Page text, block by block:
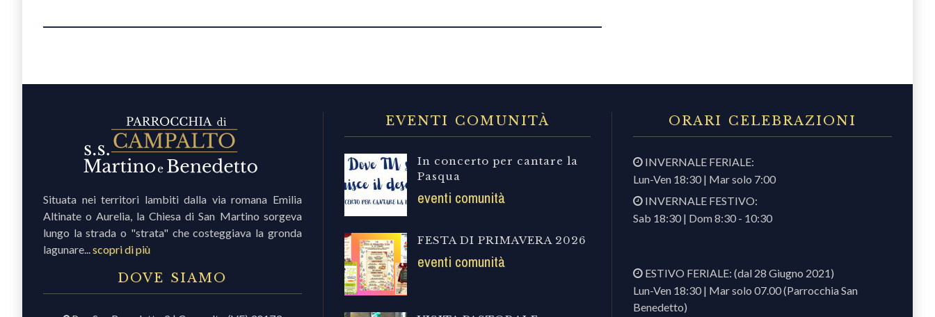
Situata nei territori lambiti dalla via romana Emilia
Altinate o Aurelia, la Chiesa di San Martino sorgeva
lungo la strada o "strata" che costeggiava la gronda
lagunare...scopri di più
DOVE SIAMO
EVENTI COMUNITÀ
In concerto per cantare la
Pasqua
eventi comunità
FESTA DI PRIMAVERA 2026
eventi comunità
ORARI CELEBRAZIONI
INVERNALE FERIALE:
Lun-Ven 18:30 | Mar solo 7:00
INVERNALE FESTIVO:
Sab 18:30 | Dom 8:30 - 10:30
ESTIVO FERIALE: (dal 28 Giugno 2021)
Lun-Ven 18:30 | Mar solo 07.00 (Parrocchia San
Benedetto)